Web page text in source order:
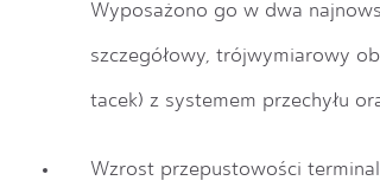
Wyposażono go w dwa
szczegółowy, trójwymiarowy
tacek) z systemem przechyłu
Wzrost przepustowości